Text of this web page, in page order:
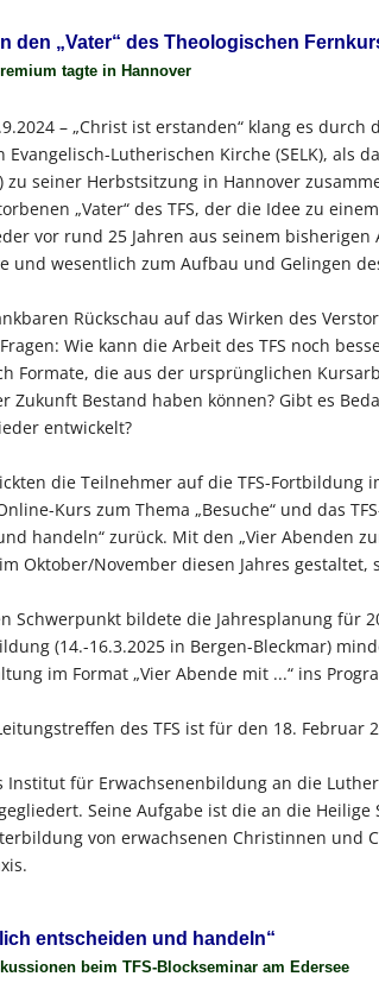
den „Vater“ des Theologischen
tagte in Hannover
– „Christ ist erstanden“ klang es
Evangelisch-Lutherischen Kirche (SELK), als
zu seiner Herbstsitzung in Hannover
„Vater“ des TFS, der die Idee zu
vor rund 25 Jahren aus seinem
und wesentlich zum Aufbau und Gelingen
Rückschau auf das Wirken des
Wie kann die Arbeit des TFS noch
Formate, die aus der ursprünglichen
Zukunft Bestand haben können? Gibt es
entwickelt?
die Teilnehmer auf die TFS-Fortbildung
Kurs zum Thema „Besuche“ und das
handeln“ zurück. Mit den „Vier Abenden
Oktober/November diesen Jahres
Schwerpunkt bildete die Jahresplanung für
(14.-16.3.2025 in Bergen-Bleckmar)
im Format „Vier Abende mit ...“ ins
des TFS ist für den 18. Februar
Institut für Erwachsenenbildung an die
Seine Aufgabe ist die an die
von erwachsenen Christinnen und
entscheiden und handeln“
beim TFS-Blockseminar am Edersee